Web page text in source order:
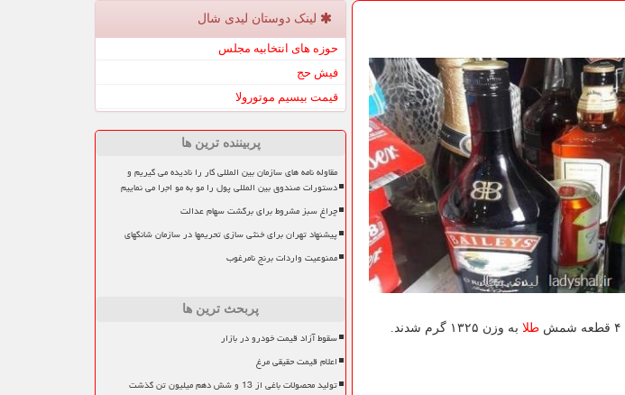
طلا به وزن ۱۳۲۵ گرم شدند.
لینک دوستان لیدی شال
حوزه های انتخابیه مجلس
فیش حج
قیمت بیسیم موتورولا
پربیننده ترین ها
مقاوله نامه های سازمان بین المللی کار را نادیده می گیریم و
دستورات صندوق بین المللی پول را مو به مو اجرا می نماییم
چراغ سبز مشروط برای برگشت سهام عدالت
پیشنهاد تهران برای خنثی سازی تحریمها در سازمان شانگهای
ممنوعیت واردات برنج نامرغوب
پربحث ترین ها
سقوط آزاد قیمت خودرو در بازار
اعلام قیمت حقیقی مرغ
تولید محصولات باغی از 13 و شش دهم میلیون تن گذشت